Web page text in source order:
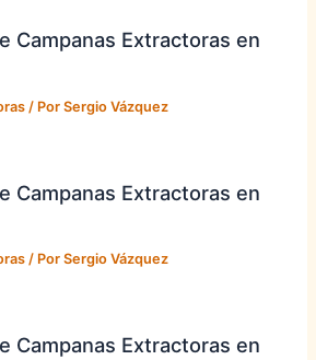
Campanas Extractoras en
/ PorSergio Vázquez
Campanas Extractoras en
/ PorSergio Vázquez
Campanas Extractoras en